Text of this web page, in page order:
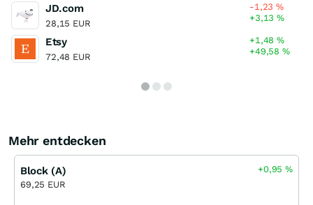
JD.com
28,15 EUR
-1,23%
+3,13%
Etsy
72,48 EUR
+1,48%
+49,58%
Mehr entdecken
Block (A)
69,25 EUR
+0,95%